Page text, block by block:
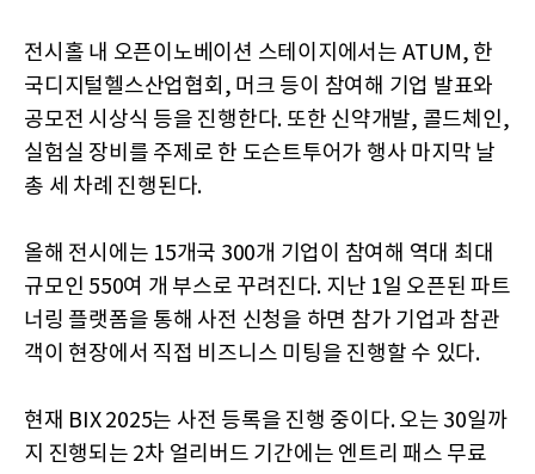
전시홀 내 오픈이노베이션 스테이지에서는 ATUM, 한
국디지털헬스산업협회, 머크 등이 참여해 기업 발표와
공모전 시상식 등을 진행한다. 또한 신약개발, 콜드체인,
실험실 장비를 주제로 한 도슨트투어가 행사 마지막 날
총 세 차례 진행된다.
올해 전시에는 15개국 300개 기업이 참여해 역대 최대
규모인 550여 개 부스로 꾸려진다. 지난 1일 오픈된 파트
너링 플랫폼을 통해 사전 신청을 하면 참가 기업과 참관
객이 현장에서 직접 비즈니스 미팅을 진행할 수 있다.
현재 BIX 2025는 사전 등록을 진행 중이다. 오는 30일까
지 진행되는 2차 얼리버드 기간에는 엔트리 패스 무료